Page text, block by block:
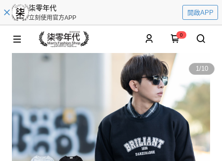
柒零年代
立刻使用官方APP
開啟APP
0
1/10